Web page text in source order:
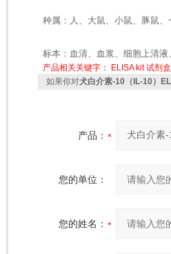
种属：人、大鼠、小鼠、豚鼠
标本：血清、血浆、细胞上清
产品相关关键字： ELISA kit 试剂盒
如果你对犬白介素-10（IL-10）
产品：
您的单位：
您的姓名：